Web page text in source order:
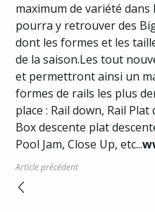
maximum de variété
pourra y retrouver des
dont les formes et les
de la saison.Les tout
et permettront ainsi un
formes de rails les plus
place : Rail down, Rail
Box descente plat
Pool Jam, Close Up, etc...
Article précédent